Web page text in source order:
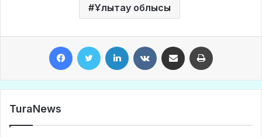
Ұлытау облысы
TuraNews